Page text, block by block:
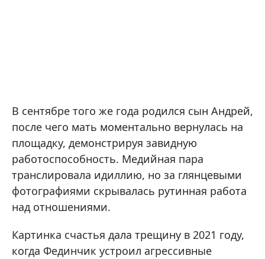
В сентябре того же года родился сын Андрей,
после чего мать моментально вернулась на
площадку, демонстрируя завидную
работоспособность. Медийная пара
транслировала идиллию, но за глянцевыми
фотографиями скрывалась рутинная работа
над отношениями.
Картинка счастья дала трещину в 2021 году,
когда Фединчик устроил агрессивные